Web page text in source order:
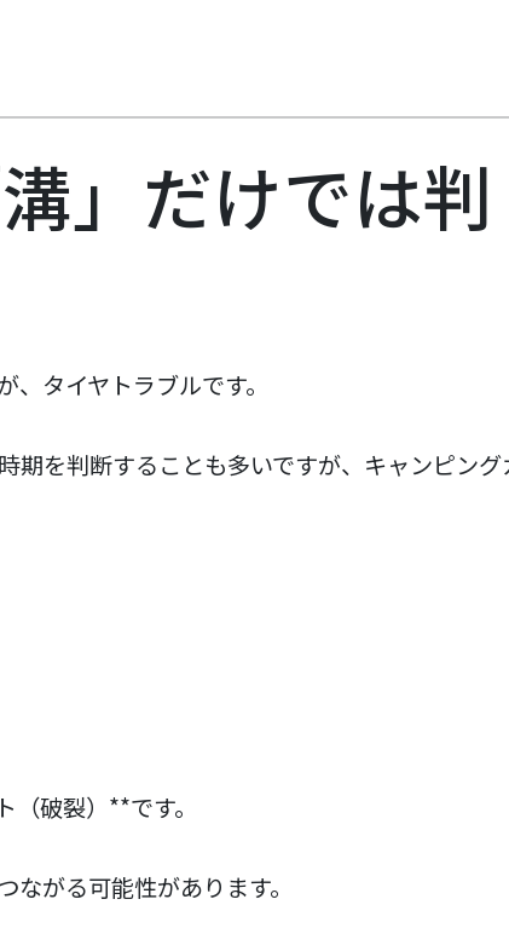
」だけでは判
タイヤトラブルです。
期を判断することも多いですが、キャンピング
破裂）**です。
がる可能性があります。